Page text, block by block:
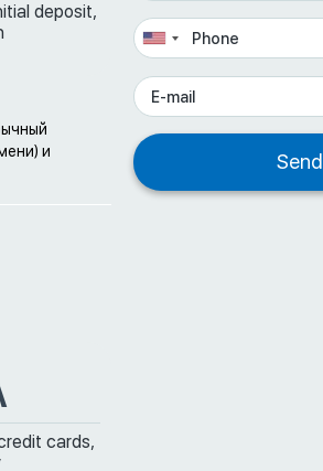
deposit,
и
cards,